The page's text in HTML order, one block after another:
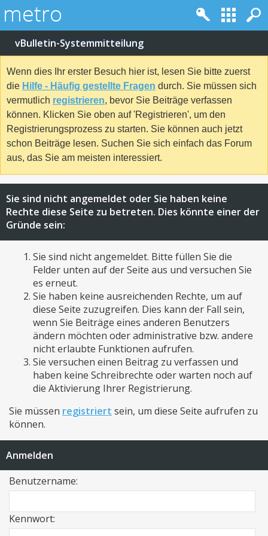
vBulletin-Systemmitteilung
Wenn dies Ihr erster Besuch hier ist, lesen Sie bitte zuerst
die Hilfe - Häufig gestellte Fragen durch. Sie müssen sich
vermutlich registrieren, bevor Sie Beiträge verfassen
können. Klicken Sie oben auf 'Registrieren', um den
Registrierungsprozess zu starten. Sie können auch jetzt
schon Beiträge lesen. Suchen Sie sich einfach das Forum
aus, das Sie am meisten interessiert.
Sie sind nicht angemeldet oder Sie haben keine
Rechte diese Seite zu betreten. Dies könnte einer der
Gründe sein:
Sie sind nicht angemeldet. Bitte füllen Sie die
Felder unten auf der Seite aus und versuchen Sie
es erneut.
Sie haben keine ausreichenden Rechte, um auf
diese Seite zuzugreifen. Dies kann der Fall sein,
wenn Sie Beiträge eines anderen Benutzers
ändern möchten oder administrative bzw. andere
nicht erlaubte Funktionen aufrufen.
Sie versuchen einen Beitrag zu verfassen und
haben keine Schreibrechte oder warten noch auf
die Aktivierung Ihrer Registrierung.
Sie müssen registriert sein, um diese Seite aufrufen zu
können.
Anmelden
Benutzername:
Kennwort: